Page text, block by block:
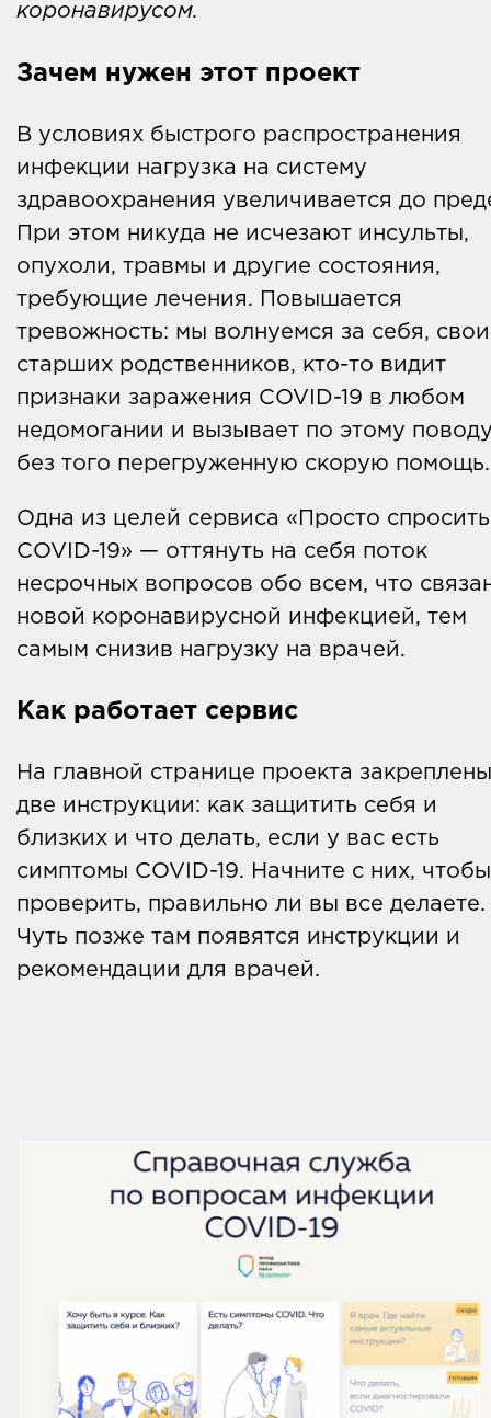
коронавирусом.
Зачем нужен этот проект
В условиях быстрого распространения
инфекции нагрузка на систему
здравоохранения увеличивается до
При этом никуда не исчезают инсульты,
опухоли, травмы и другие состояния,
требующие лечения. Повышается
тревожность: мы волнуемся за себя,
старших родственников, кто-то видит
признаки заражения COVID-19 в любом
недомогании и вызывает по этому
без того перегруженную скорую
Одна из целей сервиса «Просто
COVID-19» — оттянуть на себя поток
несрочных вопросов обо всем, что
новой коронавирусной инфекцией, тем
самым снизив нагрузку на врачей.
Как работает сервис
На главной странице проекта закреплены
две инструкции: как защитить себя и
близких и что делать, если у вас есть
симптомы COVID-19. Начните с них, чтобы
проверить, правильно ли вы все делаете.
Чуть позже там появятся инструкции и
рекомендации для врачей.